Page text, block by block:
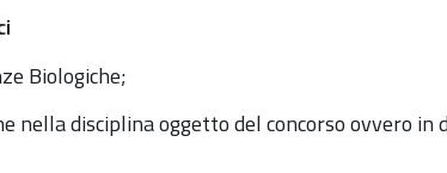
Biologiche;
nella disciplina oggetto del concorso ovvero